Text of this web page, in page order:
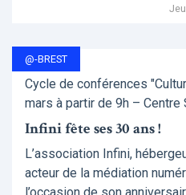
@-BREST
Cycle de conférences
mars à partir de 9h –
Infini fête ses 30 ans !
L’association Infini,
acteur de la médiation